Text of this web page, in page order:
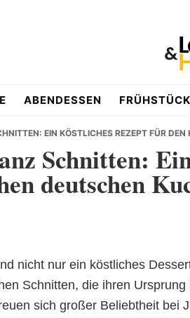
ABENDESSEN FRÜHSTÜCK
EIN KÖSTLICHES REZEPT FÜR
Schnitten:
deutschen
nicht nur ein köstliches
Schnitten, die ihren
sich großer Beliebtheit bei